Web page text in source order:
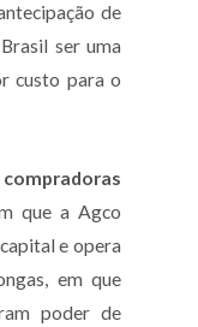
de
ser uma
custo para o
que a Agco
e opera
em que
poder de